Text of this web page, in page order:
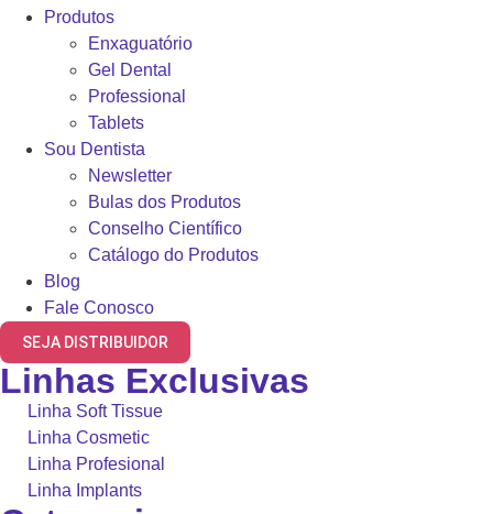
Produtos
Enxaguatório
Gel Dental
Professional
Tablets
Sou Dentista
Newsletter
Bulas dos Produtos
Conselho Científico
Catálogo do Produtos
Blog
Fale Conosco
SEJA DISTRIBUIDOR
Linhas Exclusivas
Linha Soft Tissue
Linha Cosmetic
Linha Profesional
Linha Implants